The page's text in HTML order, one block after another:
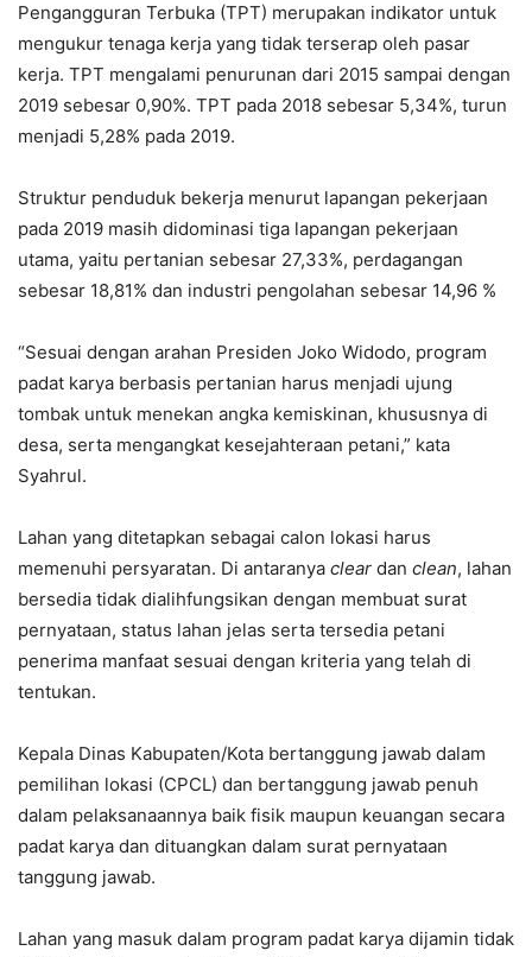
Pengangguran Terbuka (TPT) merupakan indikator untuk
mengukur tenaga kerja yang tidak terserap oleh pasar
kerja. TPT mengalami penurunan dari 2015 sampai dengan
2019 sebesar 0,90%. TPT pada 2018 sebesar 5,34%, turun
menjadi 5,28% pada 2019.
Struktur penduduk bekerja menurut lapangan pekerjaan
pada 2019 masih didominasi tiga lapangan pekerjaan
utama, yaitu pertanian sebesar 27,33%, perdagangan
sebesar 18,81% dan industri pengolahan sebesar 14,96 %
“Sesuai dengan arahan Presiden Joko Widodo, program
padat karya berbasis pertanian harus menjadi ujung
tombak untuk menekan angka kemiskinan, khususnya di
desa, serta mengangkat kesejahteraan petani,” kata
Syahrul.
Lahan yang ditetapkan sebagai calon lokasi harus
memenuhi persyaratan. Di antaranya clear dan clean, lahan
bersedia tidak dialihfungsikan dengan membuat surat
pernyataan, status lahan jelas serta tersedia petani
penerima manfaat sesuai dengan kriteria yang telah di
tentukan.
Kepala Dinas Kabupaten/Kota bertanggung jawab dalam
pemilihan lokasi (CPCL) dan bertanggung jawab penuh
dalam pelaksanaannya baik fisik maupun keuangan secara
padat karya dan dituangkan dalam surat pernyataan
tanggung jawab.
Lahan yang masuk dalam program padat karya dijamin tidak